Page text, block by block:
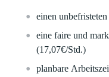
einenunbefristeten
einefaire und
(17,07€/Std.)
planbare